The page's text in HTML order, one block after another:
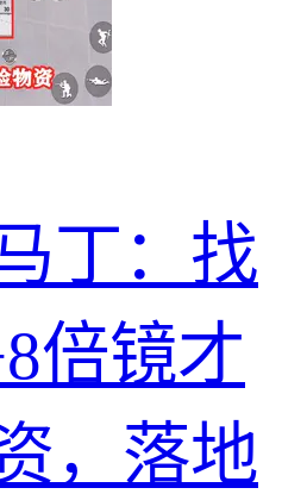
丁：找
倍镜才
，落地